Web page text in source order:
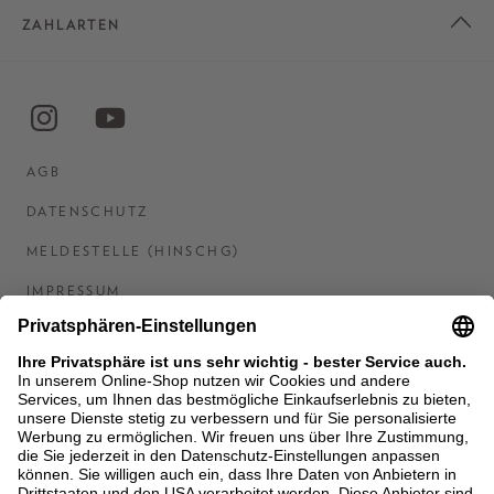
ZAHLARTEN
AGB
DATENSCHUTZ
MELDESTELLE (HINSCHG)
IMPRESSUM
BARRIEREFREIHEITSERKLÄRUNG
KONTAKT
COOKIES
MEN'S WORLD: BRAUN HAMBURG